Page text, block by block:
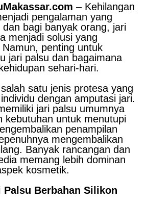
– Kehilangan
pengalaman yang
bagi banyak orang, jari
menjadi solusi yang
penting untuk
jari palsu dan bagaimana
sehari-hari.
satu jenis protesa yang
dengan amputasi jari.
jari palsu umumnya
kebutuhan untuk menutupi
penampilan
mengembalikan
Banyak rancangan dan
memang lebih dominan
kosmetik.
Palsu Berbahan Silikon